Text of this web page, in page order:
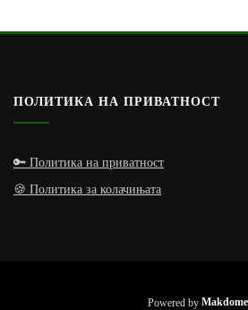
ПОЛИТИКА НА ПРИВАТНОСТ
🔑 Политика на приватност
🍪 Политика за колачињата
Powered by